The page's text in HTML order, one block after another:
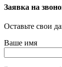
Заявка на
Оставьте свои
Ваше имя